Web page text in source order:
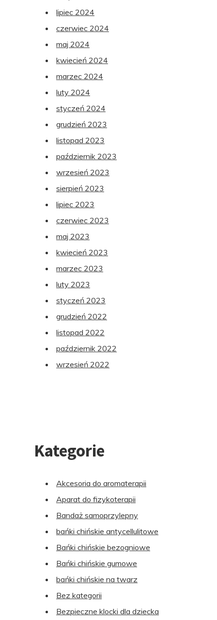
lipiec 2024
czerwiec 2024
maj 2024
kwiecień 2024
marzec 2024
luty 2024
styczeń 2024
grudzień 2023
listopad 2023
październik 2023
wrzesień 2023
sierpień 2023
lipiec 2023
czerwiec 2023
maj 2023
kwiecień 2023
marzec 2023
luty 2023
styczeń 2023
grudzień 2022
listopad 2022
październik 2022
wrzesień 2022
Kategorie
Akcesoria do aromaterapii
Aparat do fizykoterapii
Bandaż samoprzylepny
bańki chińskie antycellulitowe
Bańki chińskie bezogniowe
Bańki chińskie gumowe
bańki chińskie na twarz
Bez kategorii
Bezpieczne klocki dla dziecka